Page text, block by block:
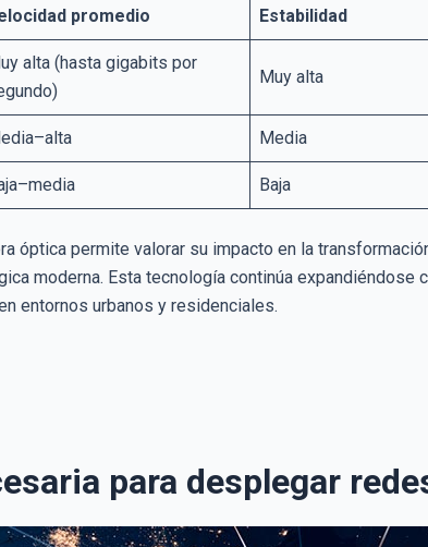
promedio Estabilidad
alta (hasta gigabits por
Muy alta
Media
Baja
óptica permite valorar su impacto en la
moderna. Esta tecnología continúa expandiéndose
entornos urbanos y residenciales.
para desplegar